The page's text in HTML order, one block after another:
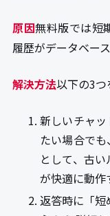
原因無料版では短
履歴がデータベー
解決方法以下の3つ
新しいチャ
たい場合で
として、古
が快適に動作
返答時に「